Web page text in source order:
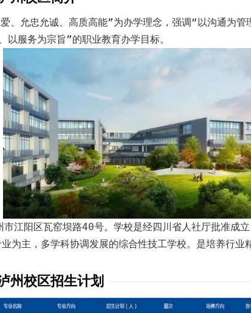
、允忠允诚、高质高能”为办学理念，强调“以沟通为管
以服务为宗旨”的职业教育办学目标。
江阳区瓦窑坝路40号。学校是经四川省人社厅批准成
为主，多学科协调发展的综合性技工学校。是培养行业
州校区招生计划